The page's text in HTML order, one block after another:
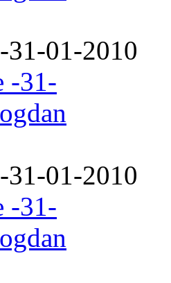
31-01-2010
31-01-2010